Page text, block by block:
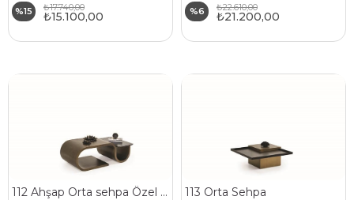
%15 ₺15.100,00
₺17.740,00 %6 ₺21.200,00
₺22.610,00
112 Ahşap Orta sehpa Özel Tasarım 113 Orta Sehpa